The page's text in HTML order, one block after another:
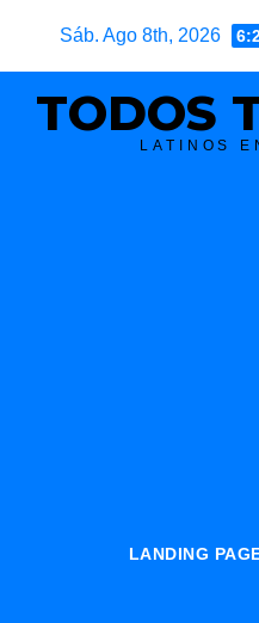
Sáb. Ago 8th, 2026
TODOS
LATINOS
LANDING